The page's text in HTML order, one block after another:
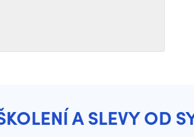
A SLEVY OD